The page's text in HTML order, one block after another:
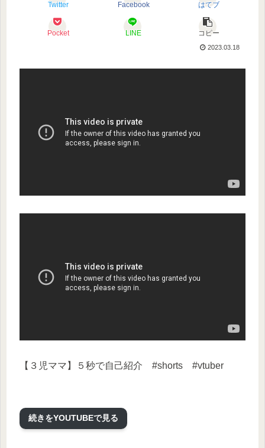
Twitter Facebook はてブ
Pocket LINE コピー
2023.03.18
【３児ママ】５秒で自己紹介 #shorts #vtuber
続きをYOUTUBEで見る